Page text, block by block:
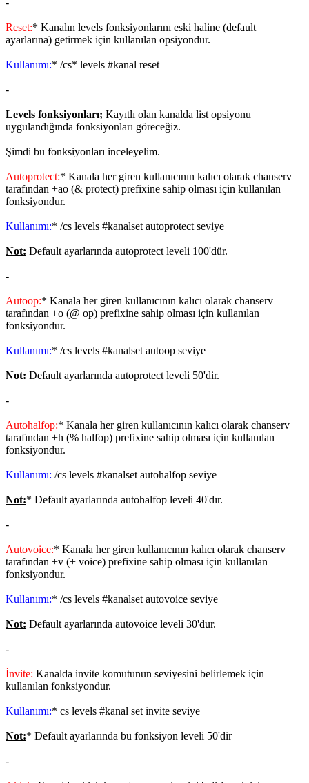
-
Reset:* Kanalın levels fonksiyonlarını eski haline (default
ayarlarına) getirmek için kullanılan opsiyondur.
Kullanımı:* /cs* levels #kanal reset
-
Levels fonksiyonları; Kayıtlı olan kanalda list opsiyonu
uygulandığında fonksiyonları göreceğiz.
Şimdi bu fonksiyonları inceleyelim.
Autoprotect:* Kanala her giren kullanıcının kalıcı olarak chanserv
tarafından +ao (& protect) prefixine sahip olması için kullanılan
fonksiyondur.
Kullanımı:* /cs levels #kanalset autoprotect seviye
Not: Default ayarlarında autoprotect leveli 100'dür.
-
Autoop:* Kanala her giren kullanıcının kalıcı olarak chanserv
tarafından +o (@ op) prefixine sahip olması için kullanılan
fonksiyondur.
Kullanımı:* /cs levels #kanalset autoop seviye
Not: Default ayarlarında autoprotect leveli 50'dir.
-
Autohalfop:* Kanala her giren kullanıcının kalıcı olarak chanserv
tarafından +h (% halfop) prefixine sahip olması için kullanılan
fonksiyondur.
Kullanımı: /cs levels #kanalset autohalfop seviye
Not:* Default ayarlarında autohalfop leveli 40'dır.
-
Autovoice:* Kanala her giren kullanıcının kalıcı olarak chanserv
tarafından +v (+ voice) prefixine sahip olması için kullanılan
fonksiyondur.
Kullanımı:* /cs levels #kanalset autovoice seviye
Not: Default ayarlarında autovoice leveli 30'dur.
-
İnvite: Kanalda invite komutunun seviyesini belirlemek için
kullanılan fonksiyondur.
Kullanımı:* cs levels #kanal set invite seviye
Not:* Default ayarlarında bu fonksiyon leveli 50'dir
-